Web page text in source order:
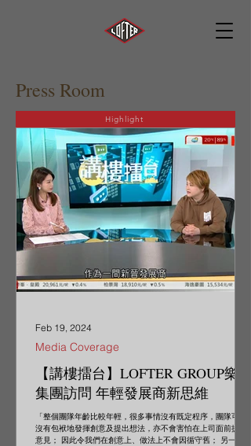
Press Room
Highlight
【講樓擂台】LOFTER GROUP樂風
集團訪問 年輕發展商新思維
「整個團隊年齡比較年輕，很多事情沒有既定程序，團隊可以
沒有包袱地發揮創意及提出想法，亦不會害怕在上司面前提出
意見； 因此令我們在創意上、做法上不會因循守舊； 另一方
Media Coverage
Feb 19, 2024